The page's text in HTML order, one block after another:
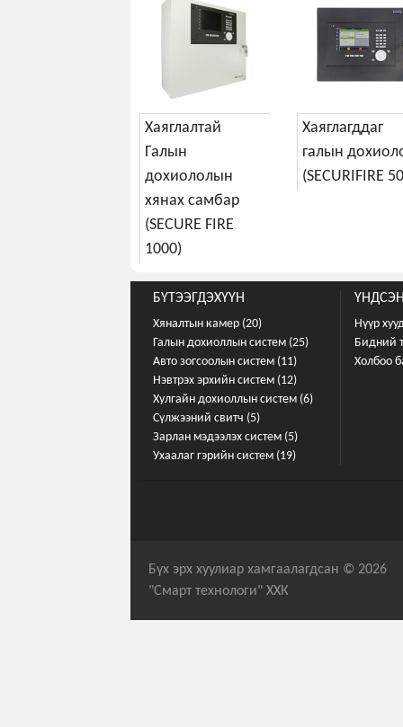
Хаяглалтай
Галын
дохиололын
хянах самбар
(SECURE FIRE
1000)
Хаяглагддаг
галын
(SECURIFIRE
БҮТЭЭГДЭХҮҮН
Хяналтын камер (20)
Галын дохиоллын систем (25)
Авто зогсоолын систем (11)
Нэвтрэх эрхийн систем (12)
Хулгайн дохиоллын систем (6)
Сүлжээний свитч (5)
Зарлан мэдээлэх систем (5)
Ухаалаг гэрийн систем (19)
Нүүр
Бидний
Холбоо
Бүх эрх хуулиар хамгаалагдсан © 2026
"Смарт технологи" ХХК